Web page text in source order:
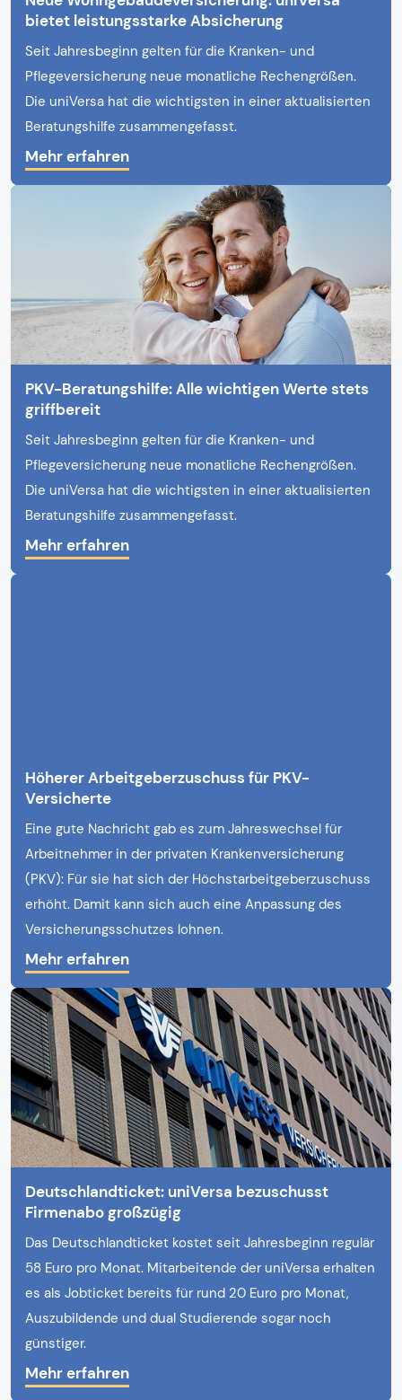
bietet leistungsstarke Absicherung
Seit Jahresbeginn gelten für die Kranken- und
Pflegeversicherung neue monatliche Rechengrößen.
Die uniVersa hat die wichtigsten in einer aktualisierten
Beratungshilfe zusammengefasst.
Mehr erfahren
PKV-Beratungshilfe: Alle wichtigen Werte stets
griffbereit
Seit Jahresbeginn gelten für die Kranken- und
Pflegeversicherung neue monatliche Rechengrößen.
Die uniVersa hat die wichtigsten in einer aktualisierten
Beratungshilfe zusammengefasst.
Mehr erfahren
Höherer Arbeitgeberzuschuss für PKV-
Versicherte
Eine gute Nachricht gab es zum Jahreswechsel für
Arbeitnehmer in der privaten Krankenversicherung
(PKV): Für sie hat sich der Höchstarbeitgeberzuschuss
erhöht. Damit kann sich auch eine Anpassung des
Versicherungsschutzes lohnen.
Mehr erfahren
Deutschlandticket: uniVersa bezuschusst
Firmenabo großzügig
Das Deutschlandticket kostet seit Jahresbeginn regulär
58 Euro pro Monat. Mitarbeitende der uniVersa erhalten
es als Jobticket bereits für rund 20 Euro pro Monat,
Auszubildende und dual Studierende sogar noch
günstiger.
Mehr erfahren